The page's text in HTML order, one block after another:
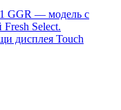
GGR — модель с
Select.
дисплея Touch